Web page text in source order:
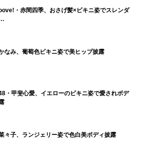
・赤間四季、おさげ髪×ビキニ姿でスレンダ
なみ、葡萄色ビキニ姿で美ヒップ披露
・甲斐心愛、イエローのビキニ姿で愛されボデ
々子、ランジェリー姿で色白美ボディ披露